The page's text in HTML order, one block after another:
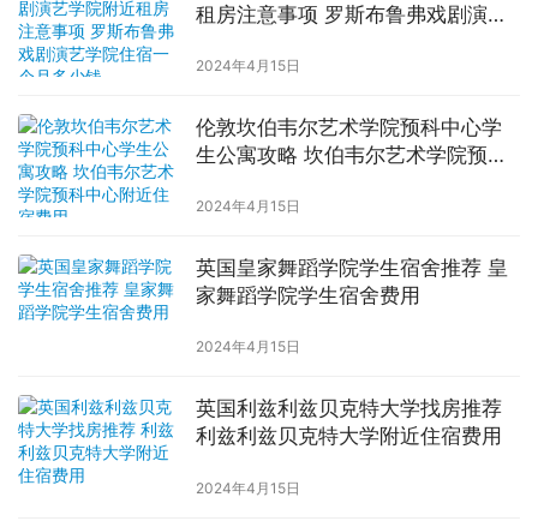
租房注意事项 罗斯布鲁弗戏剧演艺
2024年4月15日
伦敦坎伯韦尔艺术学院预科中心学
生公寓攻略 坎伯韦尔艺术学院预科
2024年4月15日
英国皇家舞蹈学院学生宿舍推荐 皇
家舞蹈学院学生宿舍费用
2024年4月15日
英国利兹利兹贝克特大学找房推荐
利兹利兹贝克特大学附近住宿费用
2024年4月15日